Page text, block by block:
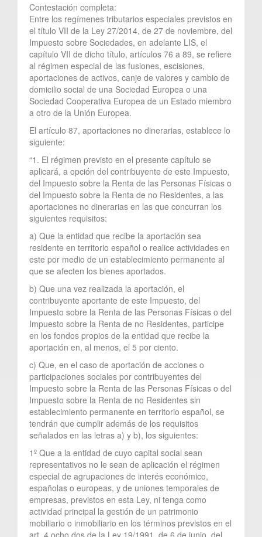
Contestación completa:
Entre los regímenes tributarios especiales previstos en
el título VII de la Ley 27/2014, de 27 de noviembre, del
Impuesto sobre Sociedades, en adelante LIS, el
capítulo VII de dicho título, artículos 76 a 89, se refiere
al régimen especial de las fusiones, escisiones,
aportaciones de activos, canje de valores y cambio de
domicilio social de una Sociedad Europea o una
Sociedad Cooperativa Europea de un Estado miembro
a otro de la Unión Europea.
El artículo 87, aportaciones no dinerarias, establece lo
siguiente:
“1. El régimen previsto en el presente capítulo se
aplicará, a opción del contribuyente de este Impuesto,
del Impuesto sobre la Renta de las Personas Físicas o
del Impuesto sobre la Renta de no Residentes, a las
aportaciones no dinerarias en las que concurran los
siguientes requisitos:
a) Que la entidad que recibe la aportación sea
residente en territorio español o realice actividades en
este por medio de un establecimiento permanente al
que se afecten los bienes aportados.
b) Que una vez realizada la aportación, el
contribuyente aportante de este Impuesto, del
Impuesto sobre la Renta de las Personas Físicas o del
Impuesto sobre la Renta de no Residentes, participe
en los fondos propios de la entidad que recibe la
aportación en, al menos, el 5 por ciento.
c) Que, en el caso de aportación de acciones o
participaciones sociales por contribuyentes del
Impuesto sobre la Renta de las Personas Físicas o del
Impuesto sobre la Renta de no Residentes sin
establecimiento permanente en territorio español, se
tendrán que cumplir además de los requisitos
señalados en las letras a) y b), los siguientes:
1º Que a la entidad de cuyo capital social sean
representativos no le sean de aplicación el régimen
especial de agrupaciones de interés económico,
españolas o europeas, y de uniones temporales de
empresas, previstos en esta Ley, ni tenga como
actividad principal la gestión de un patrimonio
mobiliario o inmobiliario en los términos previstos en el
art. 4.ocho.dos de la Ley 19/1991, de 6 de junio, del